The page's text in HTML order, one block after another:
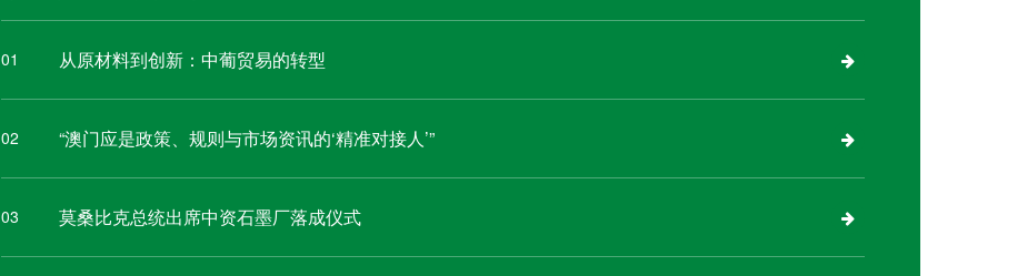
01 从原材料到创新：中葡贸易的转型
02 “澳门应是政策、规则与市场资讯的‘精准对接人’”
03 莫桑比克总统出席中资石墨厂落成仪式